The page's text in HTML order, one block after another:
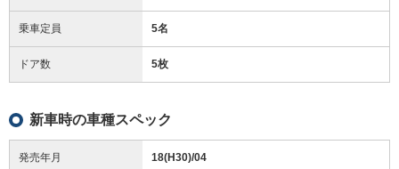
乗車定員 5名
ドア数 5枚
新車時の車種スペック
発売年月 18(H30)/04